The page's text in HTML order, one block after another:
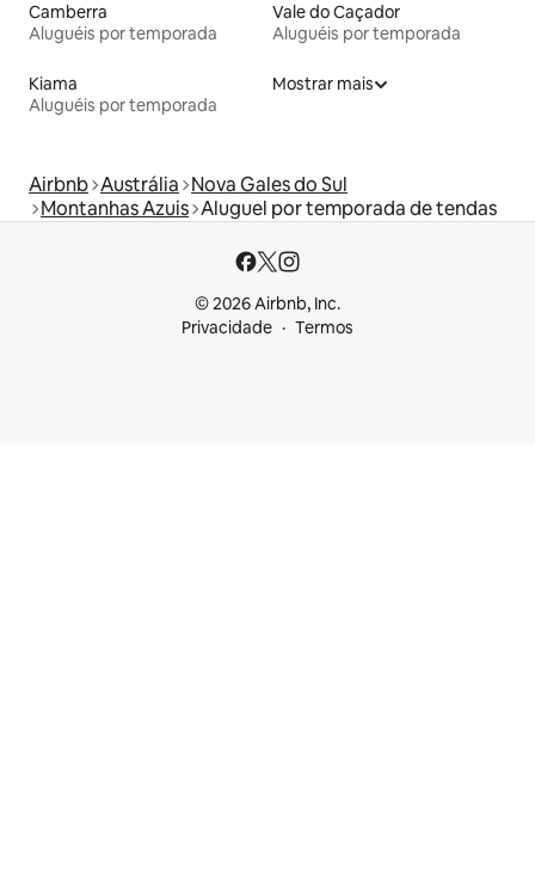
Camberra
Aluguéis por temporada
Vale do Caçador
Aluguéis por temporada
Kiama
Aluguéis por temporada
Mostrar mais
Airbnb Austrália Nova Gales do Sul
Montanhas Azuis Aluguel por temporada de tendas
© 2026 Airbnb, Inc.
Privacidade
Termos